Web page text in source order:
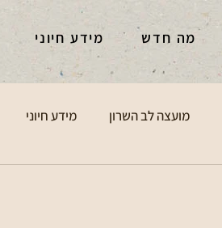
מה חדש מידע חיוני
מועצה לב השרון מידע חיוני